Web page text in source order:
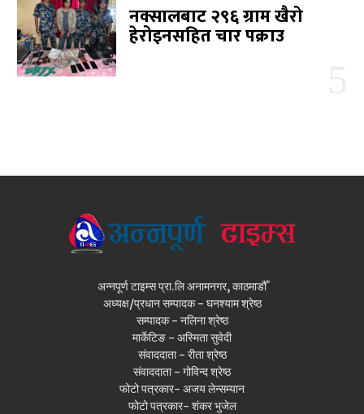
नक्सालबाट २९६ ग्राम खैरो
हेरोइनसहित चार पक्राउ
अन्नपूर्ण टाइम्स प्रा.लि अनामनगर, काठमाडौँ
अध्यक्ष/प्रधान सम्पादक - घनश्याम श्रेष्ठ
सम्पादक - नलिना श्रेष्ठ
मार्केटिङ - अस्मिता सुवेदी
संवाददाता - रीता श्रेष्ठ
संवाददाता - गोविन्द श्रेष्ठ
फोटो पत्रकार- अजय लेन्सम्यान
फोटो पत्रकार- शंकर भुजेल